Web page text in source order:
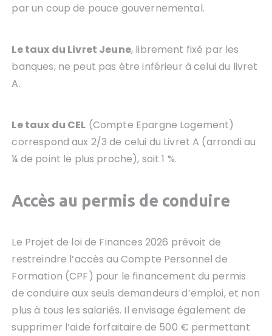
par un coup de pouce gouvernemental.
Le taux du Livret Jeune, librement fixé par les
banques, ne peut pas être inférieur à celui du livret
A.
Le taux du CEL (Compte Epargne Logement)
correspond aux 2/3 de celui du Livret A (arrondi au
¼ de point le plus proche), soit 1 %.
Accès au permis de conduire
Le Projet de loi de Finances 2026 prévoit de
restreindre l’accès au Compte Personnel de
Formation (CPF) pour le financement du permis
de conduire aux seuls demandeurs d’emploi, et non
plus à tous les salariés. Il envisage également de
supprimer l’aide forfaitaire de 500 € permettant